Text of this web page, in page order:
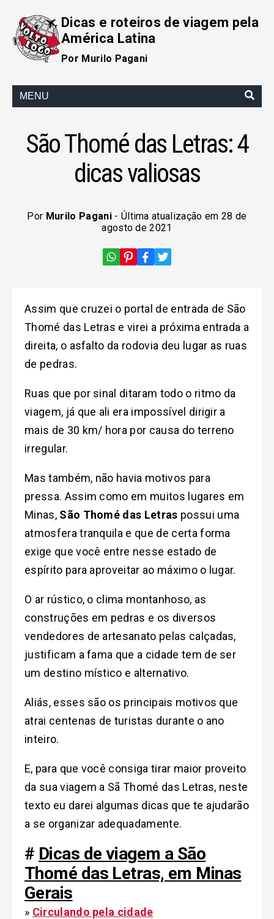
Dicas e roteiros de viagem pela
América Latina
Por Murilo Pagani
MENU
São Thomé das Letras: 4
dicas valiosas
Por Murilo Pagani- Última atualização em 28 de
agosto de 2021
Assim que cruzei o portal de entrada de São
Thomé das Letras e virei a próxima entrada a
direita, o asfalto da rodovia deu lugar as ruas
de pedras.
Ruas que por sinal ditaram todo o ritmo da
viagem, já que ali era impossível dirigir a
mais de 30 km/ hora por causa do terreno
irregular.
Mas também, não havia motivos para
pressa. Assim como em muitos lugares em
Minas, São Thomé das Letras possui uma
atmosfera tranquila e que de certa forma
exige que você entre nesse estado de
espírito para aproveitar ao máximo o lugar.
O ar rústico, o clima montanhoso, as
construções em pedras e os diversos
vendedores de artesanato pelas calçadas,
justificam a fama que a cidade tem de ser
um destino místico e alternativo.
Aliás, esses são os principais motivos que
atrai centenas de turistas durante o ano
inteiro.
E, para que você consiga tirar maior proveito
da sua viagem a Sã Thomé das Letras, neste
texto eu darei algumas dicas que te ajudarão
a se organizar adequadamente.
# Dicas de viagem a São
Thomé das Letras, em Minas
Gerais
» Circulando pela cidade